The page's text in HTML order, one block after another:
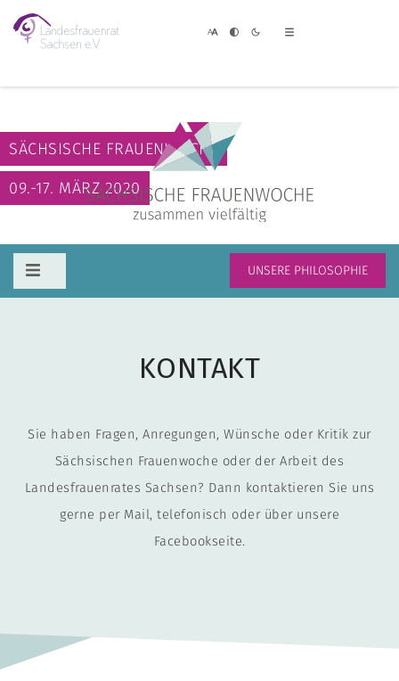
SÄCHSISCHE FRAUENWOCHE
09.-17. MÄRZ 2020
UNSERE PHILOSOPHIE
KONTAKT
Sie haben Fragen, Anregungen, Wünsche oder Kritik zur
Sächsischen Frauenwoche oder der Arbeit des
Landesfrauenrates Sachsen? Dann kontaktieren Sie uns
gerne per Mail, telefonisch oder über unsere
Facebookseite.